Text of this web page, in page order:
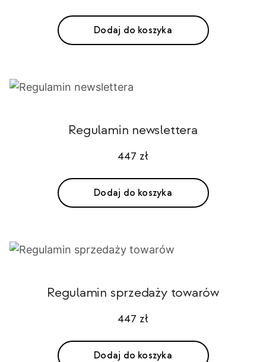
Dodaj do koszyka
Regulamin newslettera
447 zł
Dodaj do koszyka
Regulamin sprzedaży towarów
447 zł
Dodaj do koszyka